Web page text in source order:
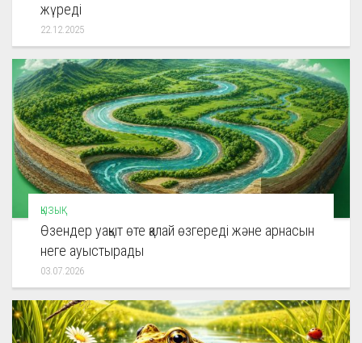
жүреді
22.12.2025
ҚЫЗЫҚ
Өзендер уақыт өте қалай өзгереді және арнасын
неге ауыстырады
03.07.2026